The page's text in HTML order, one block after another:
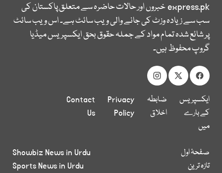
express.pkخبروں اور حالات حاضرہ سے متعلق پاکستان کی
سب سے زیادہ وزٹ کی جانے والی ویب سائٹ ہے۔ اس ویب سائٹ
پر شائع شدہ تمام مواد کے جملہ حقوق بحق ایکسپریس میڈیا
گروپ محفوظ ہیں۔
ایکسپریس
کے بارے
میں
ضابطہ
اخلاق
Privacy
Policy
Contact
Us
صفحۂ اول
تازہ ترین
Showbiz News in Urdu
Sports News in Urdu